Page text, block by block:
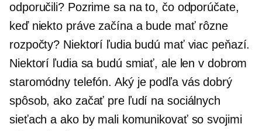
odporučili? Pozrime sa na to, čo odporúčate,
keď niekto práve začína a bude mať rôzne
rozpočty? Niektorí ľudia budú mať viac peňazí.
Niektorí ľudia sa budú smiať, ale len v dobrom
staromódny telefón. Aký je podľa vás dobrý
spôsob, ako začať pre ľudí na sociálnych
sieťach a ako by mali komunikovať so svojimi